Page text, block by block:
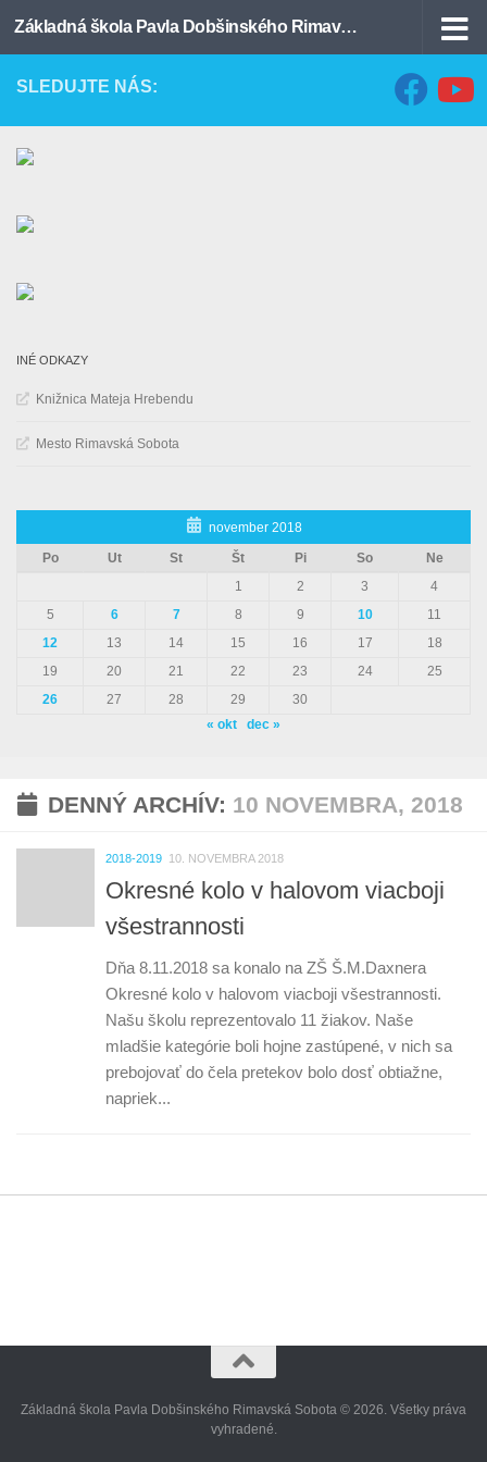
Preskočiť na obsah Základná škola Pavla Dobšinského Rimavská Sobota
DENNÝ ARCHÍV: 10 NOVEMBRA, 2018
2018-2019 10. NOVEMBRA 2018
Okresné kolo v halovom viacboji
všestrannosti
Dňa 8.11.2018 sa konalo na ZŠ Š.M.Daxnera
Okresné kolo v halovom viacboji všestrannosti.
Našu školu reprezentovalo 11 žiakov. Naše
mladšie kategórie boli hojne zastúpené, v nich sa
prebojovať do čela pretekov bolo dosť obtiažne,
napriek...
SLEDUJTE NÁS:
INÉ ODKAZY
Knižnica Mateja Hrebendu
Mesto Rimavská Sobota
november 2018
Po
Ut St Št Pi So
Ne
1
2 3
4
5
6 7 8 9 10
11
12
13 14 15 16 17
18
19
20 21 22 23 24
25
26
27 28 29
30
« okt
dec »
Základná škola Pavla Dobšinského Rimavská Sobota © 2026. Všetky práva
vyhradené.